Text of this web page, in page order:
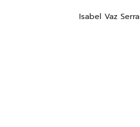
Isabel Vaz Serra